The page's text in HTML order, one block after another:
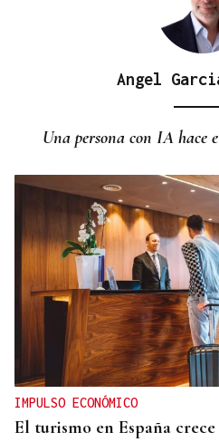
Angel
Una persona con IA hace
IMPULSO ECONÓMICO
El turismo en España crece